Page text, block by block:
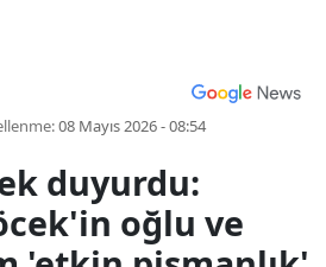
08 Mayıs 2026 - 08:54
duyurdu:
oğlu ve